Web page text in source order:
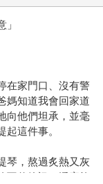
在家門口、沒有警
媽知道我會回家道
向他們坦承，並毫
這件事。
琴，熬過炙熱又灰
互傳簡訊，潘蜜拉